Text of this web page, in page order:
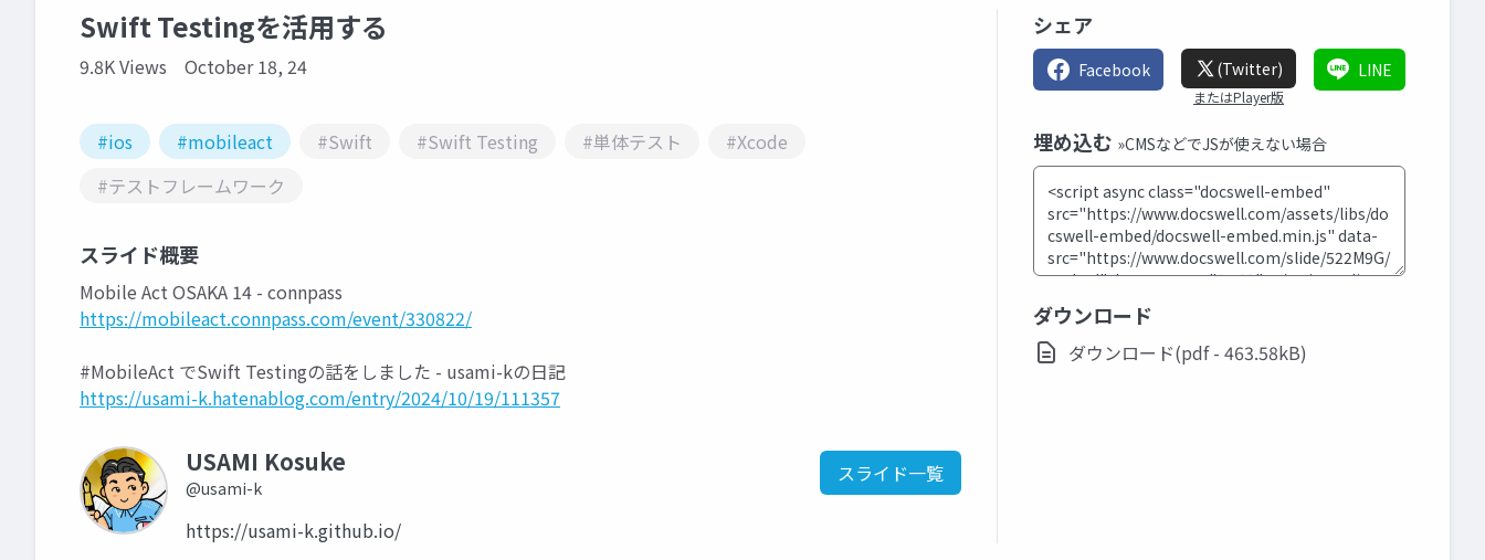
Swift Testingを活用する
9.8K Views October 18, 24
#ios #mobileact #Swift #Swift Testing #単体テスト
#Xcode
#テストフレームワーク
スライド概要
Mobile Act OSAKA 14 - connpass
https://mobileact.connpass.com/event/330822/
#MobileAct でSwift Testingの話をしました - usami-kの日記
https://usami-k.hatenablog.com/entry/2024/10/19/111357
USAMI Kosuke
@usami-k
スライド一覧
https://usami-k.github.io/
シェア
Facebook (Twitter)
またはPlayer版
LINE
埋め込む »CMSなどでJSが使えない場合
ダウンロード
ダウンロード(pdf - 463.58kB)